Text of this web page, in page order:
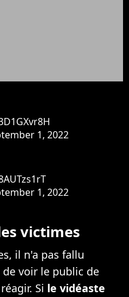
1, 2022
1, 2022
victimes
il n'a pas fallu
voir le public de
Si le vidéaste